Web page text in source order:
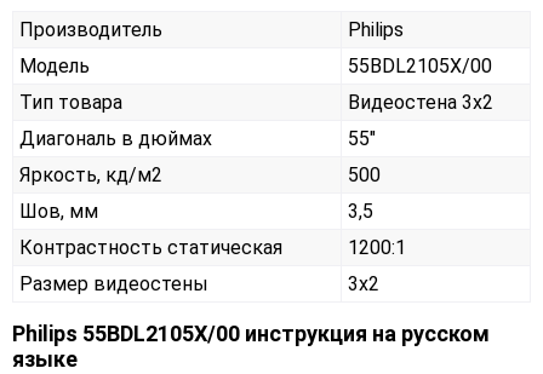
Производитель
Philips
Модель
55BDL2105X/00
Тип товара
Видеостена 3х2
Диагональ в дюймах
55"
Яркость, кд/м2
500
Шов, мм
3,5
Контрастность статическая
1200:1
Размер видеостены
3x2
Philips 55BDL2105X/00 инструкция на русском
языке